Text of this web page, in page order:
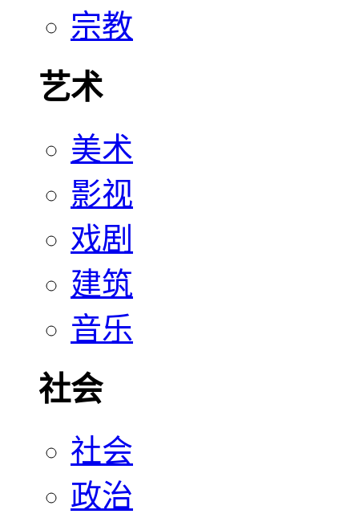
宗教
艺术
美术
影视
戏剧
建筑
音乐
社会
社会
政治